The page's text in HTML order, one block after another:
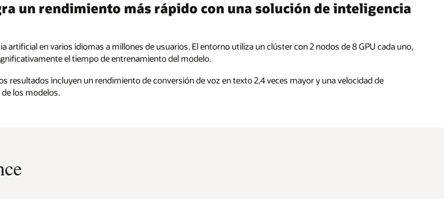
un rendimiento más rápido con una solución de inteligencia
en varios idiomas a millones de usuarios. El entorno utiliza un clúster con 2 nodos de 8 GPU cada uno,
el tiempo de entrenamiento del modelo.
incluyen un rendimiento de conversión de voz en texto 2,4 veces mayor y una velocidad de
los modelos.